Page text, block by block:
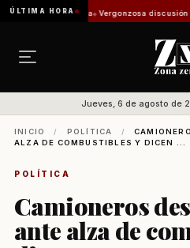
ÚLTIMA HORA
de Pesca Vergonzosa discusión en el
Jueves, 6 de agosto de
INICIO / POLÍTICA /
ALZA DE COMBUSTIBLES Y DICEN ...
POLÍTICA
Camioneros
ante alza de